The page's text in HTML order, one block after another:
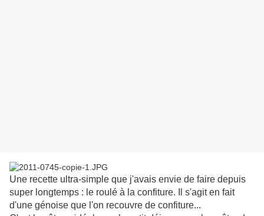
Une recette ultra-simple que j'avais envie de faire depuis
super longtemps : le roulé à la confiture. Il s'agit en fait
d'une génoise que l'on recouvre de confiture...